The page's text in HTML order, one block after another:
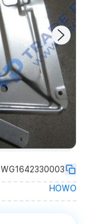
WG1642330003
HOWO